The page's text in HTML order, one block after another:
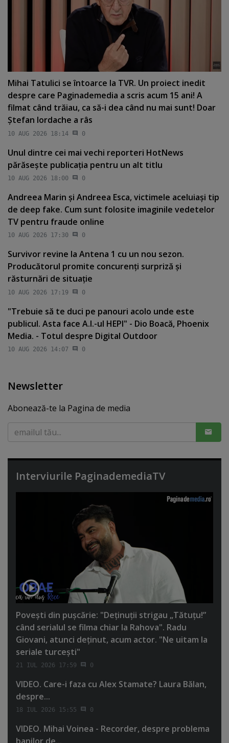
Mihai Tatulici se întoarce la TVR. Un proiect inedit
despre care Paginademedia a scris acum 15 ani! A
filmat când trăiau, ca să-i dea când nu mai sunt! Doar
Ştefan Iordache a râs
10 AUG 2026 18:14 0
Unul dintre cei mai vechi reporteri HotNews
părăseşte publicaţia pentru un alt titlu
10 AUG 2026 18:00 0
Andreea Marin şi Andreea Esca, victimele aceluiaşi tip
de deep fake. Cum sunt folosite imaginile vedetelor
TV pentru fraude online
10 AUG 2026 17:30 0
Survivor revine la Antena 1 cu un nou sezon.
Producătorul promite concurenţi surpriză şi
răsturnări de situaţie
10 AUG 2026 17:19 0
"Trebuie să te duci pe panouri acolo unde este
publicul. Asta face A.I.-ul HEPI" - Dio Boacă, Phoenix
Media. - Totul despre Digital Outdoor
10 AUG 2026 14:07 0
Newsletter
Abonează-te la Pagina de media
Interviurile PaginademediaTV
Poveşti din puşcărie: "Deţinuţii strigau „Tătuţu!”
când serialul se filma chiar la Rahova". Radu
Giovani, atunci deţinut, acum actor. "Ne uitam la
seriale turceşti"
21 IUL 2026 17:59 0
VIDEO. Care-i faza cu Alex Stamate? Laura Bălan,
despre...
18 IUL 2026 15:55 0
VIDEO. Mihai Voinea - Recorder, despre problema